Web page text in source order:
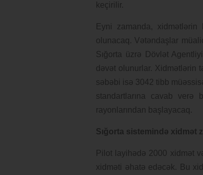
keçirilir.
Eyni zamanda, xidmətlərin
olunacaq. Vətəndaşlar
Sığorta üzrə Dövlət
dəvət olunurlar. Xidmətlərin
səbəbi isə 3042 tibb
standartlarına cavab verə
rayonlarından başlayacaq.
Sığorta sistemində xidmət
Pilot layihədə 2000 xidmət
xidməti əhatə edəcək. Bu